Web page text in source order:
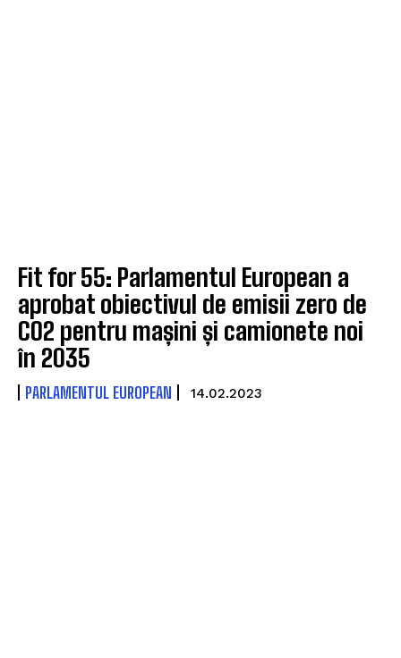
Fit for 55: Parlamentul European a
aprobat obiectivul de emisii zero de
CO2 pentru mașini și camionete noi
în 2035
PARLAMENTUL EUROPEAN 14.02.2023